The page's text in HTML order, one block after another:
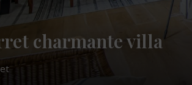
charmante villa